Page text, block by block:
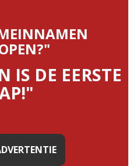
IS DE EERSTE